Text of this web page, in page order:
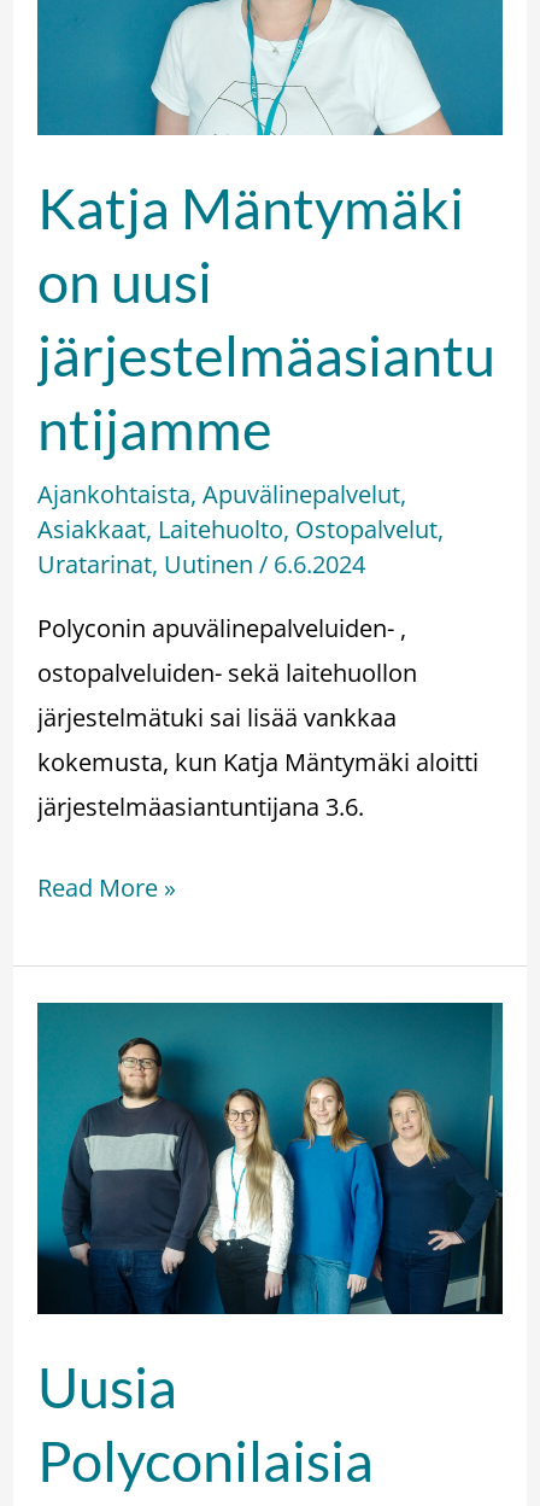
Katja Mäntymäki
on uusi
järjestelmäasiantu
ntijamme
Ajankohtaista, Apuvälinepalvelut,
Asiakkaat, Laitehuolto, Ostopalvelut,
Uratarinat, Uutinen / 6.6.2024
Polyconin apuvälinepalveluiden- ,
ostopalveluiden- sekä laitehuollon
järjestelmätuki sai lisää vankkaa
kokemusta, kun Katja Mäntymäki aloitti
järjestelmäasiantuntijana 3.6.
järjestelmäasiantuntijamme
Read More »
Uusia
Polyconilaisia
Polyconilaisia